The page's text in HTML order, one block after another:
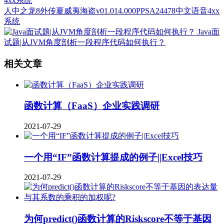
人中之龙8外传夏威夷海盗v01.014.000PPSA24478中文语音4xx
系统
Java面
试题|从JVM角度剖析一段程序代码如何执行？
相关文章
函数计算（FaaS）企业实践调研
2021-07-29
一个用“IF”函数计算提成的例子||Excel技巧
2021-07-29
为何predict()函数计算的Riskscore不等于基因